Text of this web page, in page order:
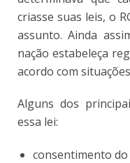
criasse suas leis, o
assunto. Ainda
nação estabeleça
acordo com
Alguns dos
essa lei:
consentimento